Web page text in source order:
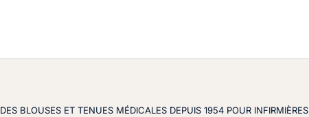
BLOUSES ET TENUES MÉDICALES DEPUIS 1954 POUR